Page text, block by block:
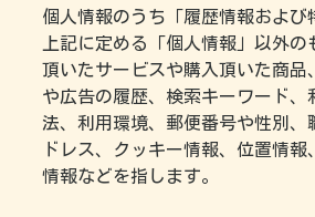
個人情報のうち「履歴情報および
上記に定める「個人情報」以外の
頂いたサービスや購入頂いた商品
や広告の履歴、検索キーワード
法、利用環境、郵便番号や性別、
ドレス、クッキー情報、位置情
情報などを指します。